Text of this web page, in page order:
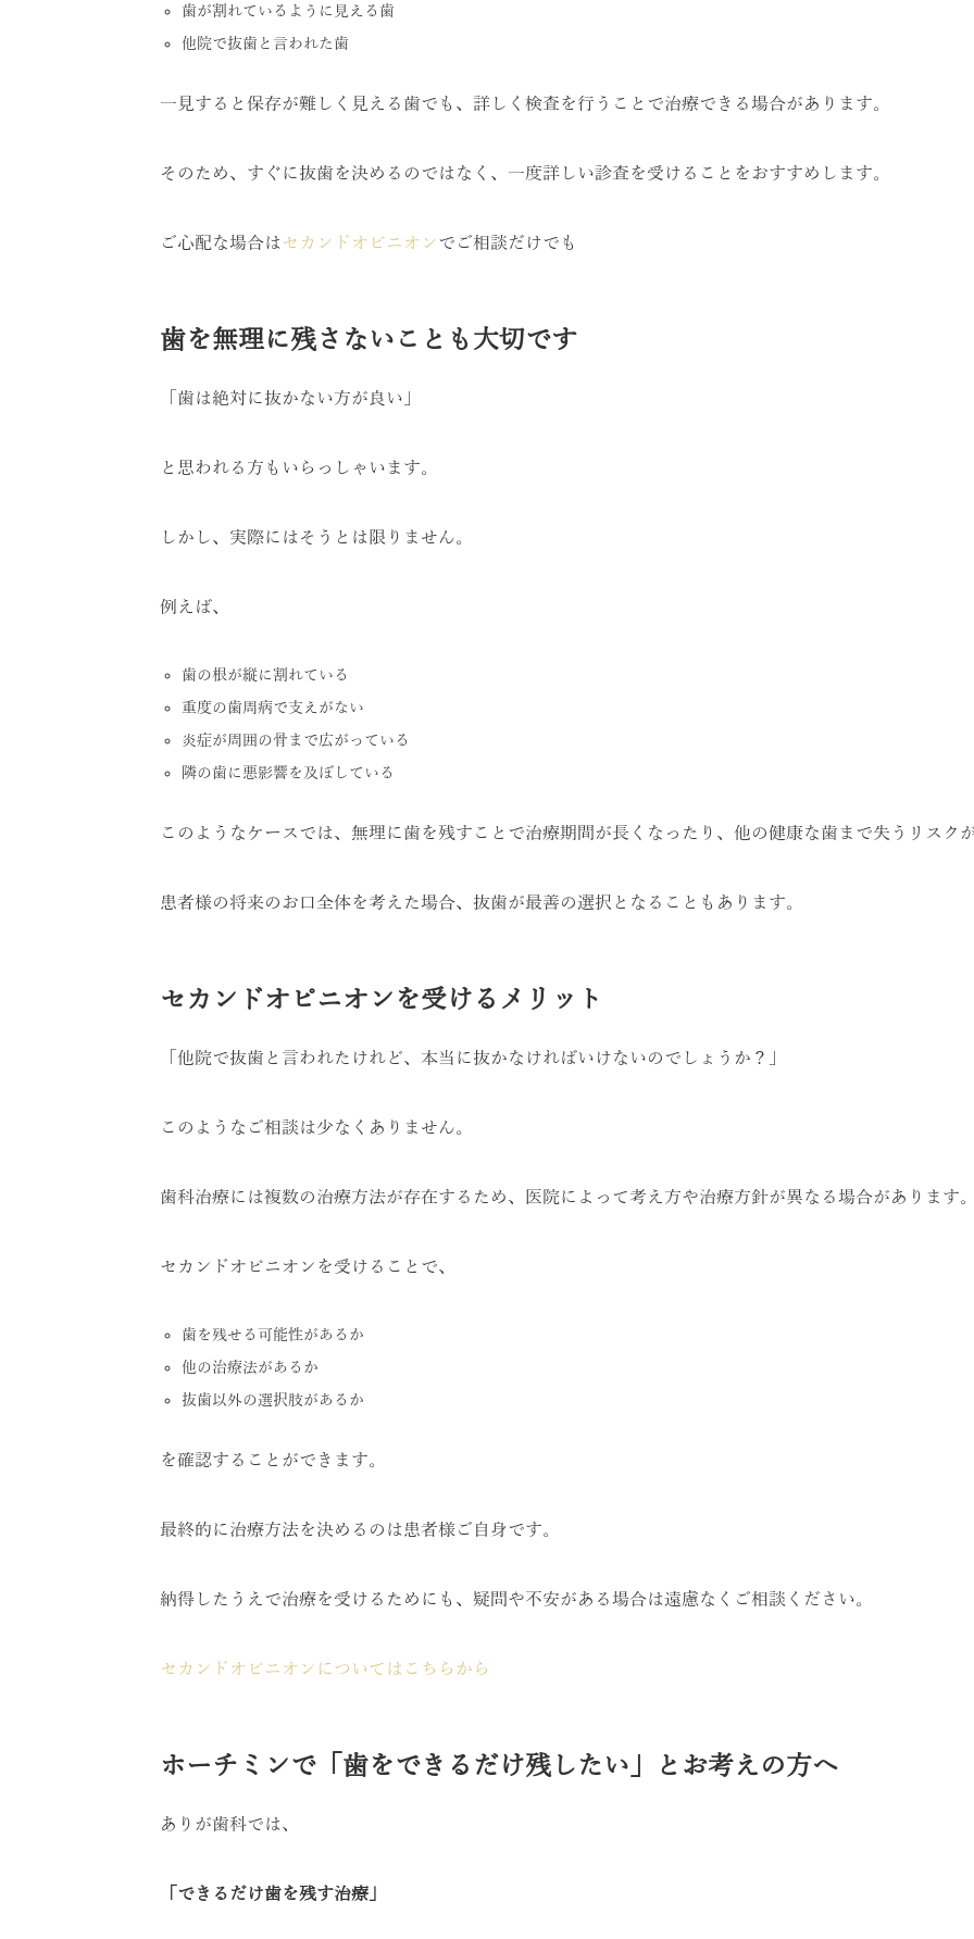
歯が割れているように見える歯
他院で抜歯と言われた歯
一見すると保存が難しく見える歯でも、詳しく検査を行うことで治療できる場合があります。
そのため、すぐに抜歯を決めるのではなく、一度詳しい診査を受けることをおすすめします。
ご心配な場合はセカンドオピニオンでご相談だけでも
歯を無理に残さないことも大切です
「歯は絶対に抜かない方が良い」
と思われる方もいらっしゃいます。
しかし、実際にはそうとは限りません。
例えば、
歯の根が縦に割れている
重度の歯周病で支えがない
炎症が周囲の骨まで広がっている
隣の歯に悪影響を及ぼしている
このようなケースでは、無理に歯を残すことで治療期間が長くなったり、他の健康な歯まで失うリスク
患者様の将来のお口全体を考えた場合、抜歯が最善の選択となることもあります。
セカンドオピニオンを受けるメリット
「他院で抜歯と言われたけれど、本当に抜かなければいけないのでしょうか？」
このようなご相談は少なくありません。
歯科治療には複数の治療方法が存在するため、医院によって考え方や治療方針が異なる場合があります。
セカンドオピニオンを受けることで、
歯を残せる可能性があるか
他の治療法があるか
抜歯以外の選択肢があるか
を確認することができます。
最終的に治療方法を決めるのは患者様ご自身です。
納得したうえで治療を受けるためにも、疑問や不安がある場合は遠慮なくご相談ください。
セカンドオピニオンについてはこちらから
ホーチミンで「歯をできるだけ残したい」とお考えの方へ
ありが歯科では、
「できるだけ歯を残す治療」